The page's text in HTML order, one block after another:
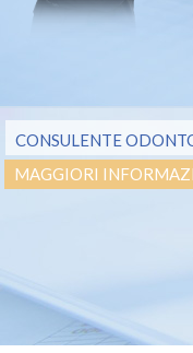
CONSULENTE
MAGGIORI